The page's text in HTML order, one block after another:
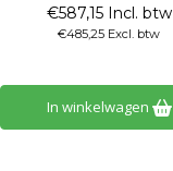
€587,15 Incl. btw
€485,25 Excl. btw
In winkelwagen